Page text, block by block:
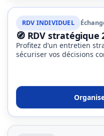
RDV INDIVIDUEL
🧭 RDV stratégique
Profitez d’un entretien
sécuriser vos décisions